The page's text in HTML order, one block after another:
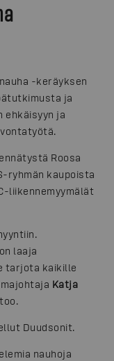
-keräyksen
ja
ehkäisyyn ja
Roosa
ryhmän kaupoista
liikennemyymälät
laaja
tarjota kaikille
Katja
Duudsonit.
nauhoja